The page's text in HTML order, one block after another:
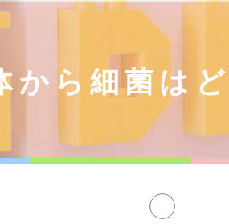
から細菌は